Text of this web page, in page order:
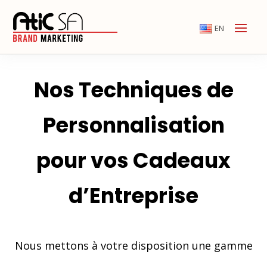
EN
Nos Techniques de
Personnalisation
pour vos Cadeaux
d’Entreprise
Nous mettons à votre disposition une gamme